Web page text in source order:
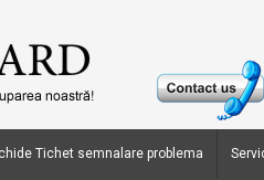
Tichet semnalare problema